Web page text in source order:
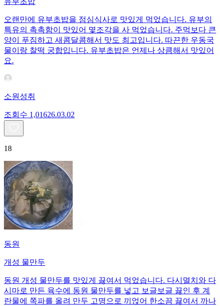
오랜만에 유부초밥을 점심식사로 맛있게 먹었습니다. 유부의
특유의 촉촉함이 맛있어 몇조각을 사 먹었습니다. 주먹보다 큰
양이 푸짐하고 새콤달콤해서 맛도 최고입니다. 따끈한 우동국
물이랑 찰떡 궁합입니다. 유부초밥은 언제나 상큼해서 맛있어
요.
소원성취
조회수 1,01626.03.02
18
동원
개성 물만두
동원 개성 물만두를 맛있게 끓여서 먹었습니다. 다시멸치와 다
시마로 만든 육수에 동원 물만두를 넣고 보글보글 끓인 후 계
란물에 쪽파를 올려 만두 고명으로 끼얹어 한소끔 끓여서 까나